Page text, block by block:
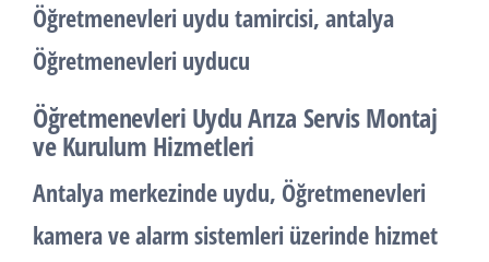
Öğretmenevleri uydu tamircisi, antalya
Öğretmenevleri uyducu
Öğretmenevleri Uydu Arıza Servis Montaj
ve Kurulum Hizmetleri
Antalya merkezinde uydu, Öğretmenevleri
kamera ve alarm sistemleri üzerinde hizmet